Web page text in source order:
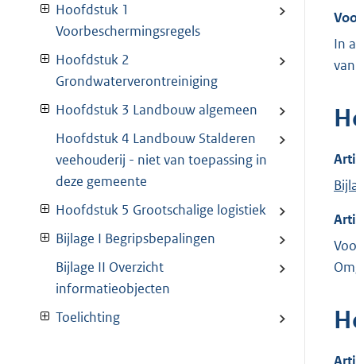
Hoofdstuk 1
Voorbeschermingsregels
Hoofdstuk 2
Grondwaterverontreiniging
Hoofdstuk 3 Landbouw algemeen
Hoofdstuk 4 Landbouw Stalderen
veehouderij - niet van toepassing in
deze gemeente
Hoofdstuk 5 Grootschalige logistiek
Bijlage I Begripsbepalingen
Bijlage II Overzicht
informatieobjecten
Toelichting
In